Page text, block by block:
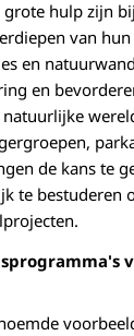
grote hulp zijn
van
en
en
de kans te
te bestuderen